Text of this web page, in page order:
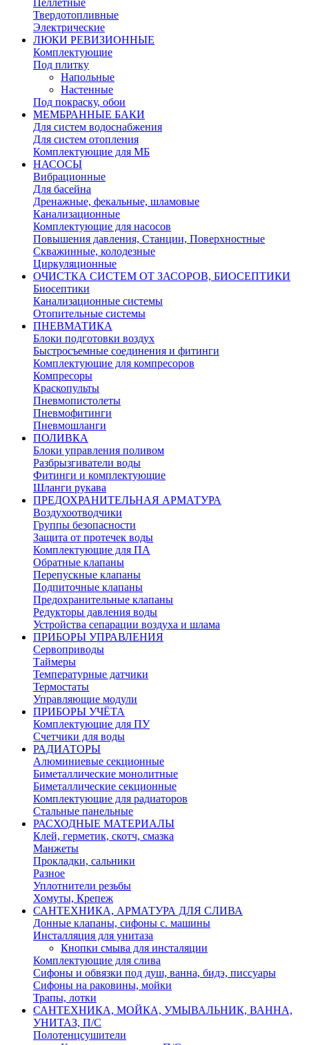
Пеллетные
Твердотопливные
Электрические
ЛЮКИ РЕВИЗИОННЫЕ
Комплектующие
Под плитку
Напольные
Настенные
Под покраску, обои
МЕМБРАННЫЕ БАКИ
Для систем водоснабжения
Для систем отопления
Комплектующие для МБ
НАСОСЫ
Вибрационные
Для басейна
Дренажные, фекальные, шламовые
Канализационные
Комплектующие для насосов
Повышения давления, Станции, Поверхностные
Скважинные, колодезные
Циркуляционные
ОЧИСТКА СИСТЕМ ОТ ЗАСОРОВ, БИОСЕПТИКИ
Биосептики
Канализационные системы
Отопительные системы
ПНЕВМАТИКА
Блоки подготовки воздух
Быстросъемные соединения и фитинги
Комплектующие для компресоров
Компресоры
Краскопульты
Пневмопистолеты
Пневмофитинги
Пневмошланги
ПОЛИВКА
Блоки управления поливом
Разбрызгиватели воды
Фитинги и комплектующие
Шланги рукава
ПРЕДОХРАНИТЕЛЬНАЯ АРМАТУРА
Воздухоотводчики
Группы безопасности
Защита от протечек воды
Комплектующие для ПА
Обратные клапаны
Перепускные клапаны
Подпиточные клапаны
Предохранительные клапаны
Редукторы давления воды
Устройства сепарации воздуха и шлама
ПРИБОРЫ УПРАВЛЕНИЯ
Сервоприводы
Таймеры
Температурные датчики
Термостаты
Управляющие модули
ПРИБОРЫ УЧЁТА
Комплектующие для ПУ
Счетчики для воды
РАДИАТОРЫ
Алюминиевые секционные
Биметаллические монолитные
Биметаллические секционные
Комплектующие для радиаторов
Стальные панельные
РАСХОДНЫЕ МАТЕРИАЛЫ
Клей, герметик, скотч, смазка
Манжеты
Прокладки, сальники
Разное
Уплотнители резьбы
Хомуты, Крепеж
САНТЕХНИКА, АРМАТУРА ДЛЯ СЛИВА
Донные клапаны, сифоны с. машины
Инсталляция для унитаза
Кнопки смыва для инсталяции
Комплектующие для слива
Сифоны и обвязки под душ, ванна, бидэ, писсуары
Сифоны на раковины, мойки
Трапы, лотки
САНТЕХНИКА, МОЙКА, УМЫВАЛЬНИК, ВАННА,
УНИТАЗ, П/С
Полотенцсушители